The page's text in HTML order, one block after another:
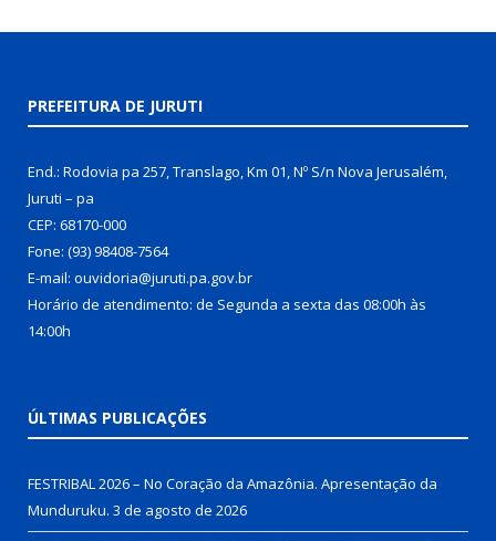
PREFEITURA DE JURUTI
End.: Rodovia pa 257, Translago, Km 01, Nº S/n Nova Jerusalém,
Juruti – pa
CEP: 68170-000
Fone: (93) 98408-7564
E-mail: ouvidoria@juruti.pa.gov.br
Horário de atendimento: de Segunda a sexta das 08:00h às
14:00h
ÚLTIMAS PUBLICAÇÕES
FESTRIBAL 2026 – No Coração da Amazônia. Apresentação da
Munduruku. 3 de agosto de 2026